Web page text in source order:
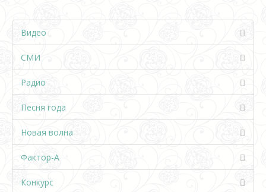
Видео
СМИ
Радио
Песня года
Новая волна
Фактор-А
Конкурс